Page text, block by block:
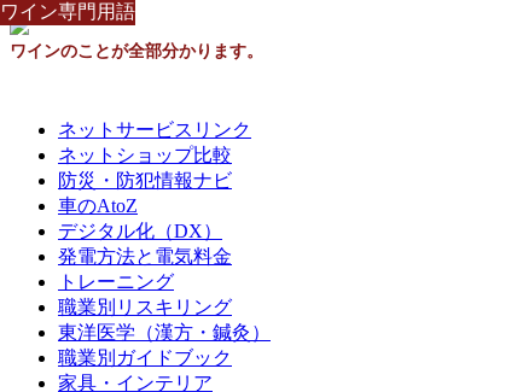
ワインのことが全部分かります。
ネットサービスリンク
ネットショップ比較
防災・防犯情報ナビ
車のAtoZ
デジタル化（DX）
発電方法と電気料金
トレーニング
職業別リスキリング
東洋医学（漢方・鍼灸）
職業別ガイドブック
家具・インテリア
ワイン専門用語
ワイン専門用語
ワイン専門用語
ワイン専門用語
ワイン専門用語
ワイン専門用語
ワイン専門用語
ワイン専門用語
ワイン専門用語